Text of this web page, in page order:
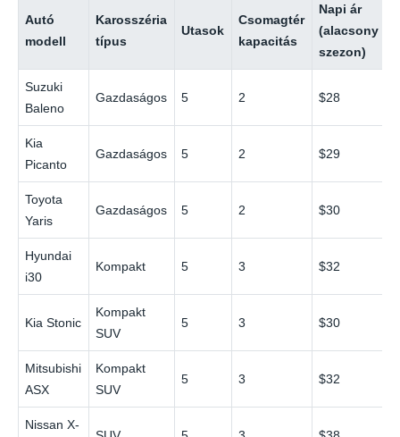
Autó
modell
Karosszéria
típus
Utasok
Csomagtér
kapacitás
Napi ár
(alacsony
szezon)
Suzuki
Baleno
Gazdaságos 5 2 $28
Kia
Picanto
Gazdaságos 5 2 $29
Toyota
Yaris
Gazdaságos 5 2 $30
Hyundai
i30
Kompakt 5 3 $32
Kia Stonic
Kompakt
SUV
5 3 $30
Mitsubishi
ASX
Kompakt
SUV
5 3 $32
Nissan X-